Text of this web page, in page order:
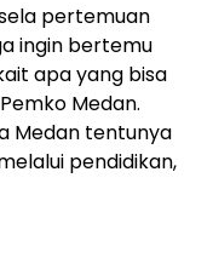
pertemuan
ingin bertemu
apa yang bisa
Medan.
Medan tentunya
pendidikan,